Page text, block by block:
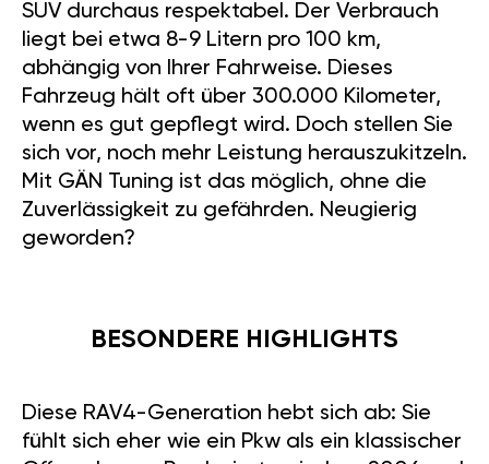
SUV durchaus respektabel. Der Verbrauch
liegt bei etwa 8-9 Litern pro 100 km,
abhängig von Ihrer Fahrweise. Dieses
Fahrzeug hält oft über 300.000 Kilometer,
wenn es gut gepflegt wird. Doch stellen Sie
sich vor, noch mehr Leistung herauszukitzeln.
Mit GÄN Tuning ist das möglich, ohne die
Zuverlässigkeit zu gefährden. Neugierig
geworden?
BESONDERE HIGHLIGHTS
Diese RAV4-Generation hebt sich ab: Sie
fühlt sich eher wie ein Pkw als ein klassischer